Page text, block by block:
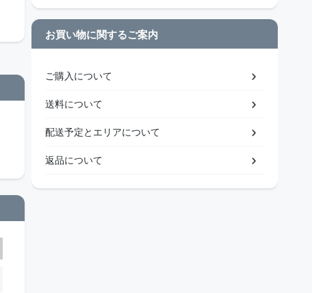
お買い物に関するご案内
ご購入について
送料について
配送予定とエリアについて
返品について